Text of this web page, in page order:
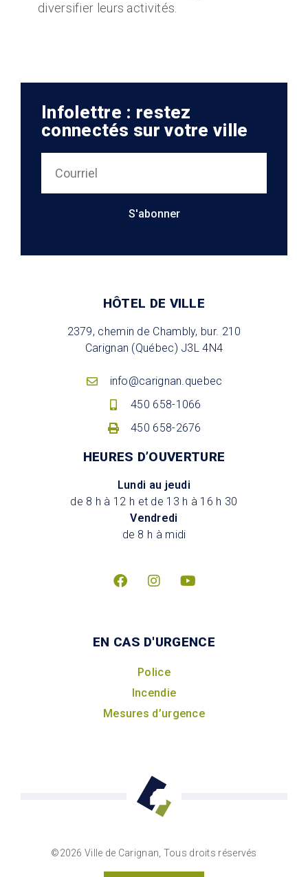
diversifier leurs activités.
Infolettre : restez
connectés sur votre ville
S'abonner
HÔTEL DE VILLE
2379, chemin de Chambly, bur. 210
Carignan (Québec) J3L 4N4
info@carignan.quebec
450 658-1066
450 658-2676
HEURES D’OUVERTURE
Lundi au jeudi
de 8 h à 12 h et de 13 h à 16 h 30
Vendredi
de 8 h à midi
EN CAS D'URGENCE
Police
Incendie
Mesures d’urgence
©2026 Ville de Carignan, Tous droits réservés